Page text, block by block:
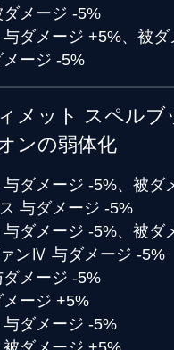
ダメージ -5%
与ダメージ +5%、被
メージ -5%
メット スペルブ
ンの弱体化
与ダメージ -5%、被ダ
与ダメージ -5%
与ダメージ -5%、被ダ
ンⅣ 与ダメージ -5%
ダメージ -5%
メージ +5%
与ダメージ -5%